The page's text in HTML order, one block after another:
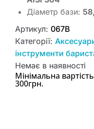
Діаметр бази:
Артикул: 067В
Категорії:
інструменти
Немає в наявності
Мінімальна
300грн.